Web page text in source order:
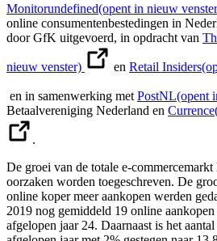
Monitorundefined(opent in nieuw
online consumentenbestedingen in
door GfK uitgevoerd, in opdracht van
nieuw venster) en Retail Insiders
en in samenwerking met PostNL(opent
Betaalvereniging Nederland en Currence
.
De groei van de totale e-
oorzaken worden toegeschreven. De
online koper meer aankopen werden
2019 nog gemiddeld 19 online
afgelopen jaar 24. Daarnaast is het